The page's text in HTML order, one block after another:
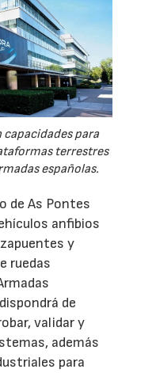
para
terrestres
españolas.
de As Pontes
anfibios
y
ruedas
de
validar y
además
para